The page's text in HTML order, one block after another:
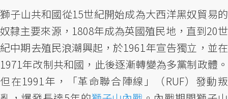
獅子山共和國從15世紀開始成為大西洋黑奴貿易的
奴隸主要來源，1808年成為英國殖民地，直到20世
紀中期去殖民浪潮興起，於1961年宣告獨立，並在
1971年改制共和國，此後逐漸轉變為多黨制政體。
但在1991年，「革命聯合陣線」（RUF）發動叛